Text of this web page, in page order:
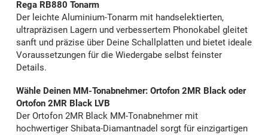
Rega RB880 Tonarm
Der leichte Aluminium-Tonarm mit handselektierten,
ultrapräzisen Lagern und verbessertem Phonokabel gleitet
sanft und präzise über Deine Schallplatten und bietet ideale
Voraussetzungen für die Wiedergabe selbst feinster
Details.
Wähle Deinen MM-Tonabnehmer: Ortofon 2MR Black oder
Ortofon 2MR Black LVB
Der Ortofon 2MR Black MM-Tonabnehmer mit
hochwertiger Shibata-Diamantnadel sorgt für einzigartigen